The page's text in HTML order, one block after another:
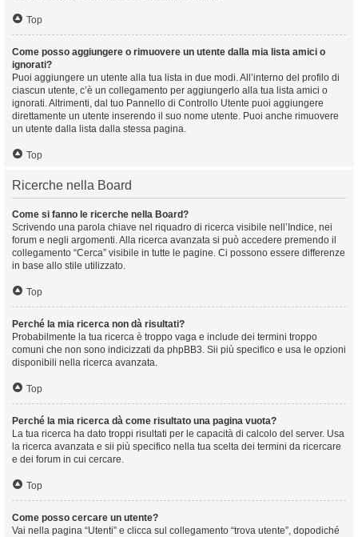
Top
Come posso aggiungere o rimuovere un utente dalla mia lista amici o
ignorati?
Puoi aggiungere un utente alla tua lista in due modi. All’interno del profilo di
ciascun utente, c’è un collegamento per aggiungerlo alla tua lista amici o
ignorati. Altrimenti, dal tuo Pannello di Controllo Utente puoi aggiungere
direttamente un utente inserendo il suo nome utente. Puoi anche rimuovere
un utente dalla lista dalla stessa pagina.
Top
Ricerche nella Board
Come si fanno le ricerche nella Board?
Scrivendo una parola chiave nel riquadro di ricerca visibile nell’Indice, nei
forum e negli argomenti. Alla ricerca avanzata si può accedere premendo il
collegamento “Cerca” visibile in tutte le pagine. Ci possono essere differenze
in base allo stile utilizzato.
Top
Perché la mia ricerca non dà risultati?
Probabilmente la tua ricerca è troppo vaga e include dei termini troppo
comuni che non sono indicizzati da phpBB3. Sii più specifico e usa le opzioni
disponibili nella ricerca avanzata.
Top
Perché la mia ricerca dà come risultato una pagina vuota?
La tua ricerca ha dato troppi risultati per le capacità di calcolo del server. Usa
la ricerca avanzata e sii più specifico nella tua scelta dei termini da ricercare
e dei forum in cui cercare.
Top
Come posso cercare un utente?
Vai nella pagina “Utenti” e clicca sul collegamento “trova utente”, dopodiché